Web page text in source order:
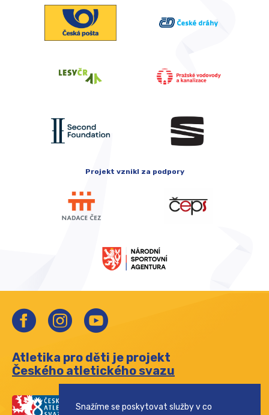
Projekt vznikl za podpory
Atletika pro děti je projekt
Českého atletického svazu
Snažíme se poskytovat služby v co